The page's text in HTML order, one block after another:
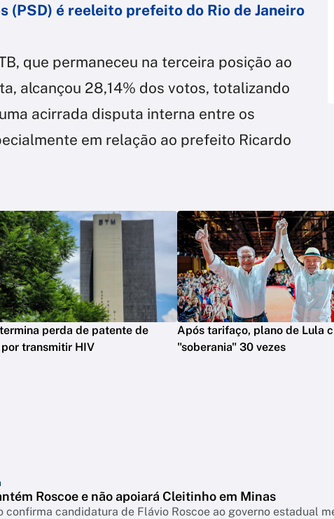
(PSD) é reeleito prefeito do Rio de Janeiro
que permaneceu na terceira posição ao
alcançou 28,14% dos votos, totalizando
acirrada disputa interna entre os
em relação ao prefeito Ricardo
perda de patente de
transmitir HIV
Após tarifaço, plano de Lula
"soberania" 30 vezes
Roscoe e não apoiará Cleitinho em Minas
confirma candidatura de Flávio Roscoe ao governo estadual